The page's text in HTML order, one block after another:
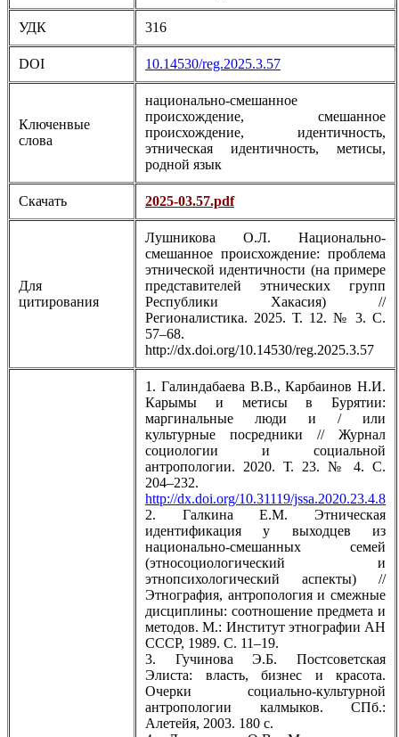
УДК 316
DOI 10.14530/reg.2025.3.57
Ключенвые
слова
национально-смешанное
происхождение, смешанное
происхождение, идентичность,
этническая идентичность, метисы,
родной язык
Скачать 2025-03.57.pdf
Для
цитирования
Лушникова О.Л. Национально-
смешанное происхождение: проблема
этнической идентичности (на примере
представителей этнических групп
Республики Хакасия) //
Регионалистика. 2025. Т. 12. № 3. С.
57–68.
http://dx.doi.org/10.14530/reg.2025.3.57
1. Галиндабаева В.В., Карбаинов Н.И.
Карымы и метисы в Бурятии:
маргинальные люди и / или
культурные посредники // Журнал
социологии и социальной
антропологии. 2020. Т. 23. № 4. С.
204–232.
http://dx.doi.org/10.31119/jssa.2020.23.4.8
2. Галкина Е.М. Этническая
идентификация у выходцев из
национально-смешанных семей
(этносоциологический и
этнопсихологический аспекты) //
Этнография, антропология и смежные
дисциплины: соотношение предмета и
методов. М.: Институт этнографии АН
СССР, 1989. С. 11–19.
3. Гучинова Э.Б. Постсоветская
Элиста: власть, бизнес и красота.
Очерки социально-культурной
антропологии калмыков. СПб.:
Алетейя, 2003. 180 с.